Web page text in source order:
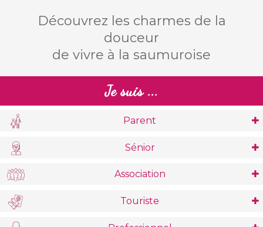
Découvrez les charmes de la
douceur
de vivre à la saumuroise
Je suis ...
Parent
Petite Enfance (0 - 3 ans)
Annuaire des associations
Éducation / Scolarité
Guichet Famille / Espace Famille
Sénior
Se Divertir / Cadre de Vie
Annuaire des associations
Association
Annuaire
Maison des associations
Touriste